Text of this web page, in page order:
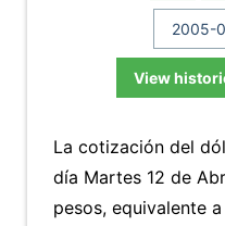
View
La cotización del
día Martes 12 de
pesos, equivalente